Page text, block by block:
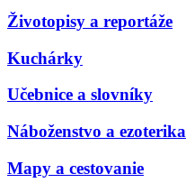
Životopisy a reportáže
Kuchárky
Učebnice a slovníky
Náboženstvo a ezoterika
Mapy a cestovanie